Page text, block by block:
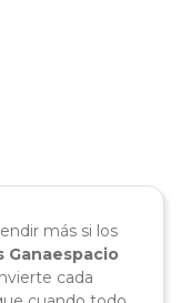
más si los
Ganaespacio
cada